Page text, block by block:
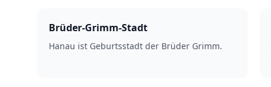
Brüder-Grimm-Stadt
Hanau ist Geburtsstadt der Brüder Grimm.